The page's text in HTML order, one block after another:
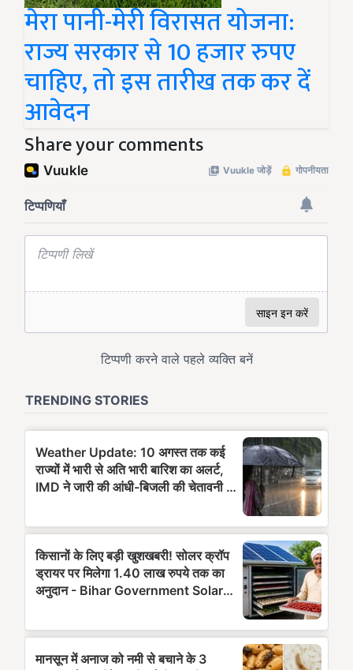
मेरा पानी-मेरी विरासत योजना:
राज्य सरकार से 10 हजार रुपए
चाहिए, तो इस तारीख तक कर दें
आवेदन
Share your comments